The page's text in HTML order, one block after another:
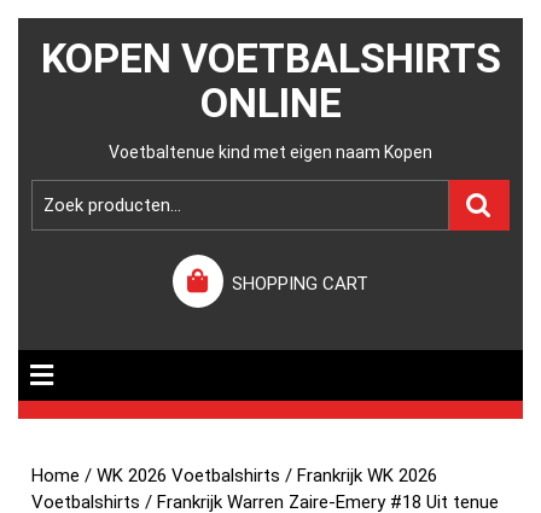
KOPEN VOETBALSHIRTS
ONLINE
Voetbaltenue kind met eigen naam Kopen
SHOPPING CART
Home /WK 2026 Voetbalshirts /Frankrijk WK 2026
Voetbalshirts / Frankrijk Warren Zaire-Emery #18 Uit tenue